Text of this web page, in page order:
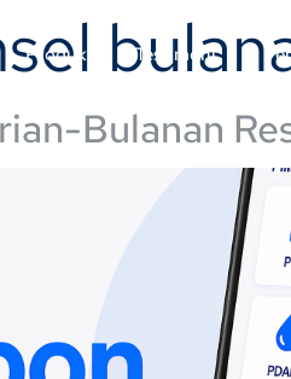
Produk Testimoni
Bulanan